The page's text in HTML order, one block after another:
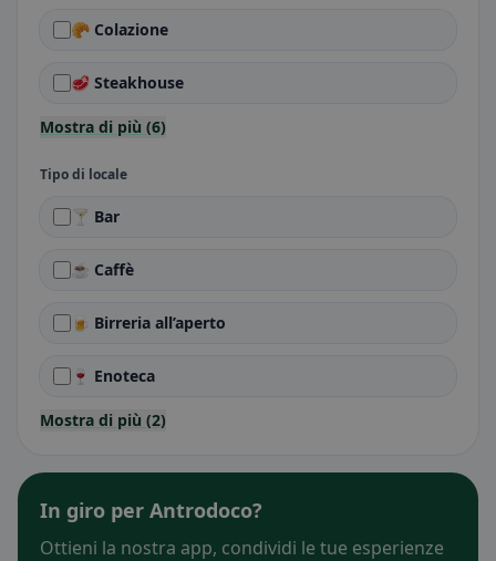
🥐 Colazione
🥩 Steakhouse
Mostra di più (6)
Tipo di locale
🍸 Bar
☕ Caffè
🍺 Birreria all’aperto
🍷 Enoteca
Mostra di più (2)
In giro per Antrodoco?
Ottieni la nostra app, condividi le tue esperienze